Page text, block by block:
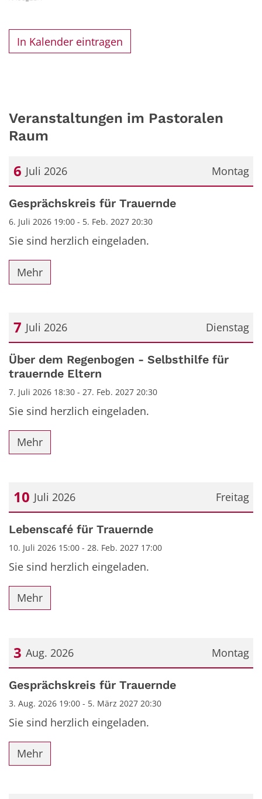
In Kalender eintragen
Veranstaltungen im Pastoralen
Raum
Montag
6 Juli 2026
Datum: 6. Juli 2026
Gesprächskreis für Trauernde
6. Juli 2026 19:00 - 5. Feb. 2027 20:30
Sie sind herzlich eingeladen.
Mehr
Dienstag
7 Juli 2026
Datum: 7. Juli 2026
Über dem Regenbogen - Selbsthilfe für
trauernde Eltern
7. Juli 2026 18:30 - 27. Feb. 2027 20:30
Sie sind herzlich eingeladen.
Mehr
Freitag
10 Juli 2026
Datum: 10. Juli 2026
Lebenscafé für Trauernde
10. Juli 2026 15:00 - 28. Feb. 2027 17:00
Sie sind herzlich eingeladen.
Mehr
Montag
3 Aug. 2026
Datum: 3. August 2026
Gesprächskreis für Trauernde
3. Aug. 2026 19:00 - 5. März 2027 20:30
Sie sind herzlich eingeladen.
Mehr